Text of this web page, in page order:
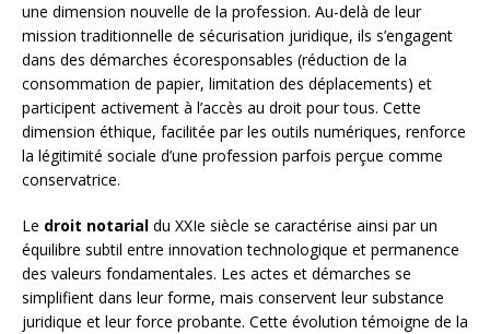
une dimension nouvelle de la profession. Au-delà de leur
mission traditionnelle de sécurisation juridique, ils s’engagent
dans des démarches écoresponsables (réduction de la
consommation de papier, limitation des déplacements) et
participent activement à l’accès au droit pour tous. Cette
dimension éthique, facilitée par les outils numériques, renforce
la légitimité sociale d’une profession parfois perçue comme
conservatrice.
Le droit notarial du XXIe siècle se caractérise ainsi par un
équilibre subtil entre innovation technologique et permanence
des valeurs fondamentales. Les actes et démarches se
simplifient dans leur forme, mais conservent leur substance
juridique et leur force probante. Cette évolution témoigne de la